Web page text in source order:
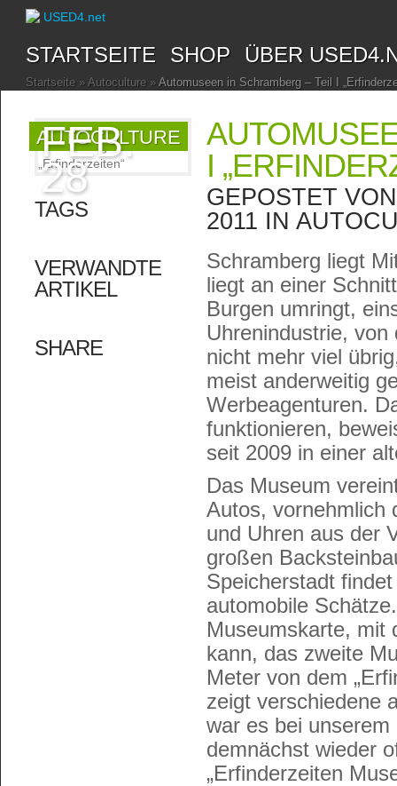
STARTSEITE SHOP ÜBER
Startseite » Autoculture » Automuseen in Schramberg – Teil I
AUTOCULTURE
FEB.
28
TAGS
VERWANDTE
ARTIKEL
SHARE
I
GEPOSTET
2011 IN
Schramberg liegt
liegt an einer
Burgen umringt,
Uhrenindustrie,
nicht mehr viel
meist anderweitig
Werbeagenturen.
funktionieren,
seit 2009 in einer
Das Museum
Autos, vornehmlich
und Uhren aus der
großen
Speicherstadt
automobile
Museumskarte, mit
kann, das zweite
Meter von dem
zeigt verschiedene
war es bei
demnächst wieder
„Erfinderzeiten